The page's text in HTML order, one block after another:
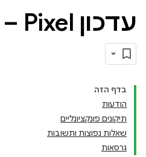
עדכון Pixel – מרץ 2019
בדף הזה
הודעות
תיקונים פונקציונליים
שאלות נפוצות ותשובות
גרסאות